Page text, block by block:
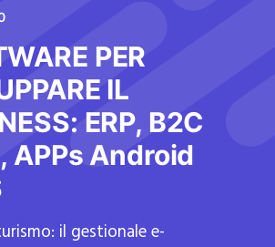
PER
IL
ERP, B2C
APPs Android
il gestionale e-